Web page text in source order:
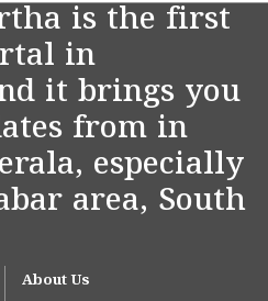
is the first
in
it brings you
from in
especially
area, South
About Us